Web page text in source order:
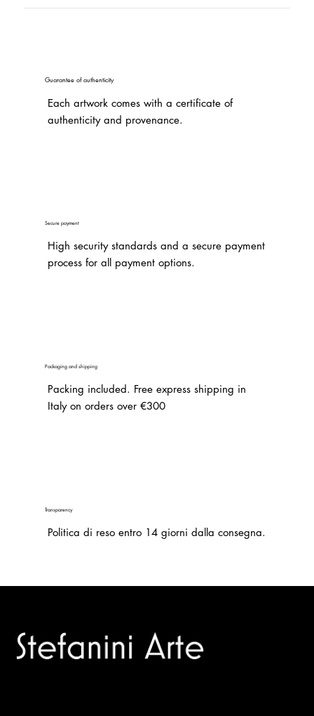
Guarantee of authenticity
Each artwork comes with a certificate of
authenticity and provenance.
Secure payment
High security standards and a secure payment
process for all payment options.
Packaging and shipping
Packing included. Free express shipping in
Italy on orders over €300
Transparency
Politica di reso entro 14 giorni dalla consegna.